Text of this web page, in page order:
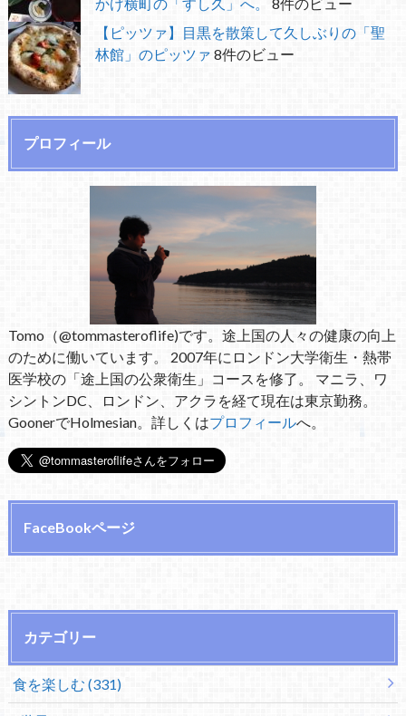
【ピッツァ】目黒を散策して久しぶりの「聖
林館」のピッツァ 8件のビュー
プロフィール
Tomo（@tommasteroflife)です。途上国の人々の健康の向上
のために働いています。 2007年にロンドン大学衛生・熱帯
医学校の「途上国の公衆衛生」コースを修了。 マニラ、ワ
シントンDC、ロンドン、アクラを経て現在は東京勤務。
GoonerでHolmesian。詳しくはプロフィールへ。
FaceBookページ
カテゴリー
食を楽しむ (331)